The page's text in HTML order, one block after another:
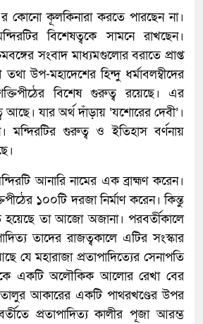
কোনো কূলকিনারা করতে পারছেন না।
বিশেষত্বকে সামনে রাখছেন।
সংবাদ মাধ্যমগুলোর বরাতে প্রাপ্ত
উপ-মহাদেশের হিন্দু ধর্মাবলম্বীদের
বিশেষ গুরুত্ব রয়েছে। এর
আছে। যার অর্থ দাঁড়ায় ‘যশোরের দেবী’।
মন্দিরটির গুরুত্ব ও ইতিহাস বর্ণনায়
আনারি নামের এক ব্রাহ্মণ করেন।
১০০টি দরজা নির্মাণ করেন। কিন্তু
হয়েছে তা আজো অজানা। পরবর্তীকালে
তাদের রাজত্বকালে এটির সংস্কার
যে মহারাজা প্রতাপাদিত্যের সেনাপতি
একটি অলৌকিক আলোর রেখা বের
তালুর আকারের একটি পাথরখণ্ডের উপর
প্রতাপাদিত্য কালীর পূজা আরম্ভ